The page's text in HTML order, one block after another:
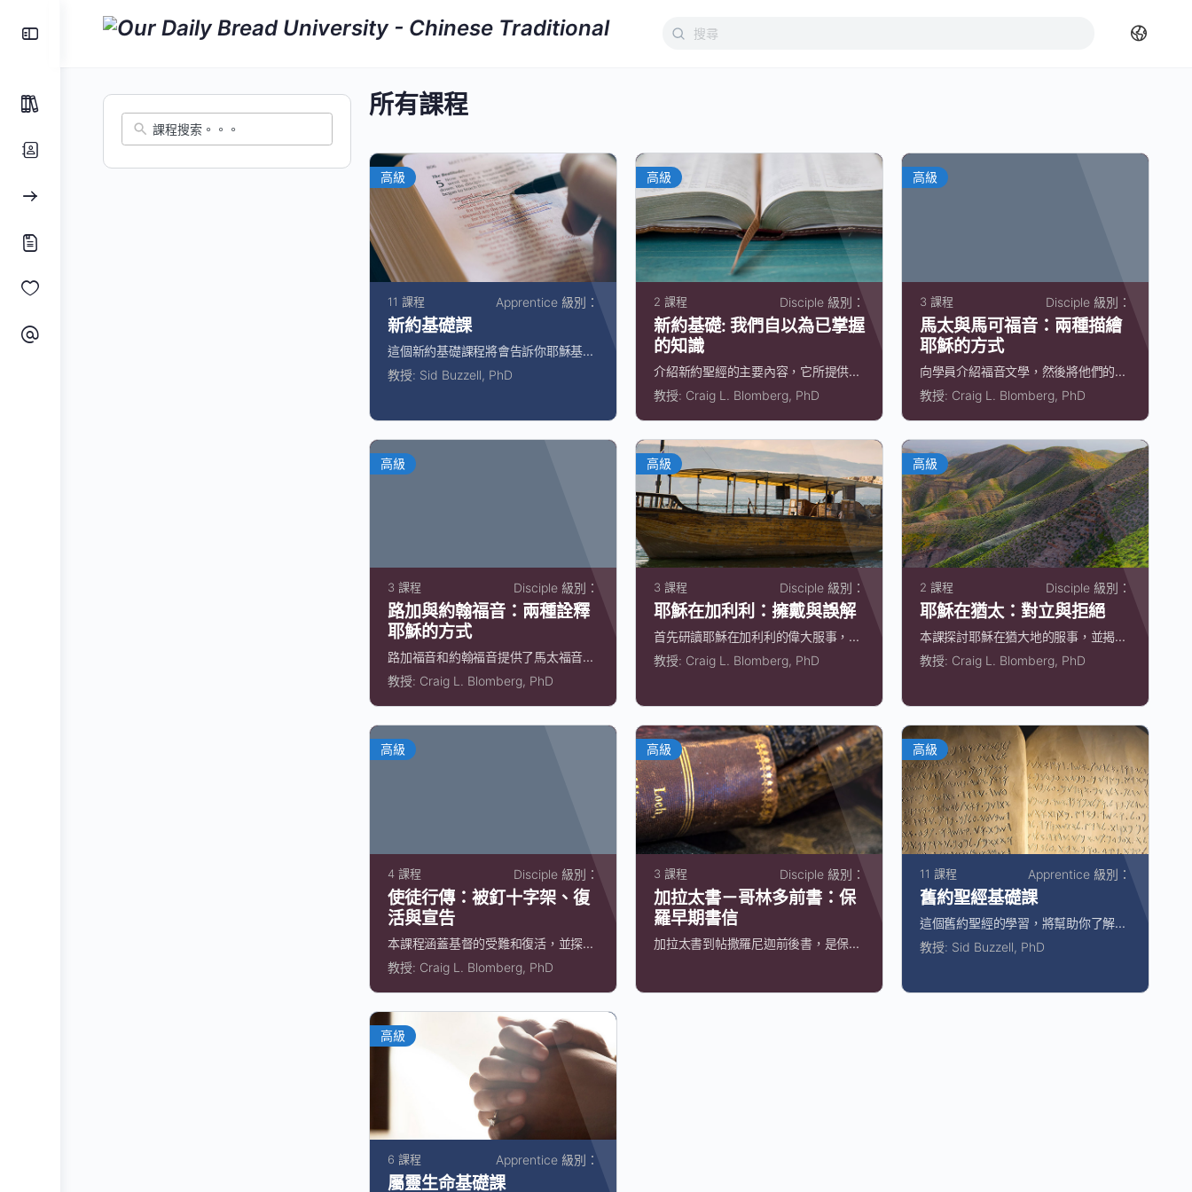
Search
所有課程
高級
11 課程 Apprentice 級別：
新約基礎課
這個新約基礎課程將會告訴你耶穌基...
教授: Sid Buzzell, PhD
高級
2 課程 Disciple 級別：
新約基礎: 我們自以為已掌握
的知識
介紹新約聖經的主要內容，它所提供...
教授: Craig L. Blomberg, PhD
高級
3 課程 Disciple 級別：
馬太與馬可福音：兩種描繪
耶穌的方式
向學員介紹福音文學，然後將他們的...
教授: Craig L. Blomberg, PhD
高級
3 課程 Disciple 級別：
路加與約翰福音：兩種詮釋
耶穌的方式
路加福音和約翰福音提供了馬太福音...
教授: Craig L. Blomberg, PhD
高級
3 課程 Disciple 級別：
耶穌在加利利：擁戴與誤解
首先研讀耶穌在加利利的偉大服事，...
教授: Craig L. Blomberg, PhD
高級
2 課程 Disciple 級別：
耶穌在猶太：對立與拒絕
本課探討耶穌在猶大地的服事，並揭...
教授: Craig L. Blomberg, PhD
高級
4 課程 Disciple 級別：
使徒行傳：被釘十字架、復
活與宣告
本課程涵蓋基督的受難和復活，並探...
教授: Craig L. Blomberg, PhD
高級
3 課程 Disciple 級別：
加拉太書－哥林多前書：保
羅早期書信
加拉太書到帖撒羅尼迦前後書，是保...
高級
11 課程 Apprentice 級別：
舊約聖經基礎課
這個舊約聖經的學習，將幫助你了解...
教授: Sid Buzzell, PhD
高級
6 課程 Apprentice 級別：
屬靈生命基礎課